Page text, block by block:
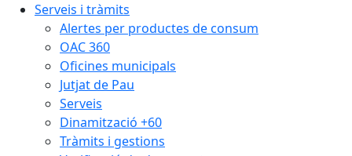
Serveis i tràmits
Alertes per productes de consum
OAC 360
Oficines municipals
Jutjat de Pau
Serveis
Dinamització +60
Tràmits i gestions